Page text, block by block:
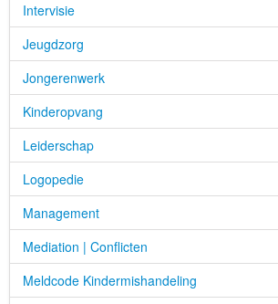
Intervisie
Jeugdzorg
Jongerenwerk
Kinderopvang
Leiderschap
Logopedie
Management
Mediation | Conflicten
Meldcode Kindermishandeling